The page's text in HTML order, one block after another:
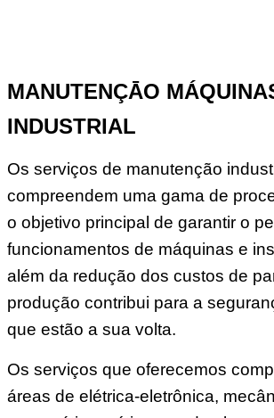
MANUTENÇĀO
INDUSTRIAL
Os serviços de manutenção
compreendem uma gama de
o objetivo principal de garantir o
funcionamentos de máquinas e
além da redução dos custos de
produção contribui para a
que estão a sua volta.
Os serviços que oferecemos
áreas de elétrica-eletrônica,